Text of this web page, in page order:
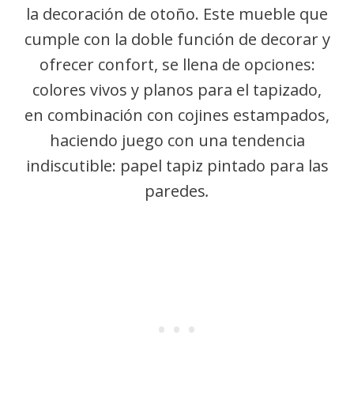
la decoración de otoño. Este mueble que
cumple con la doble función de decorar y
ofrecer confort, se llena de opciones:
colores vivos y planos para el tapizado,
en combinación con cojines estampados,
haciendo juego con una tendencia
indiscutible: papel tapiz pintado para las
paredes.